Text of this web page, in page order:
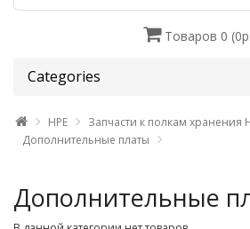
Товаров 0
Categories
HPE
Запчасти к полкам хранения
Дополнительные платы
Дополнительные